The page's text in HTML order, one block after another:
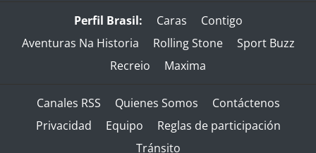
Perfil Brasil: Caras
Contigo
Aventuras Na Historia
Rolling Stone
Sport Buzz
Recreio
Maxima
Canales RSS Quienes Somos
Contáctenos
Privacidad
Equipo
Reglas de participación
Tránsito